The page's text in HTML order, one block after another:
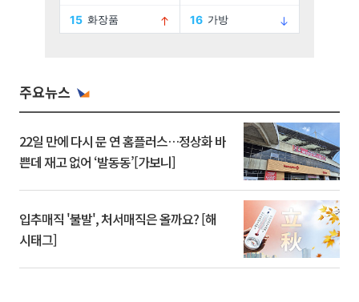
주요뉴스
22일 만에 다시 문 연 홈플러스…정상화 바
쁜데 재고 없어 ‘발동동’[가보니]
입추매직 '불발', 처서매직은 올까요? [해
시태그]